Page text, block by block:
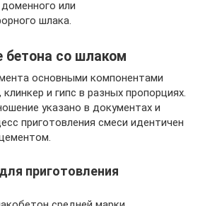
или
шлака.
бетона со шлаком
основными компонентами
и гипс в разных пропорциях.
указано в документах и
приготовления смеси идентичен
приготовления